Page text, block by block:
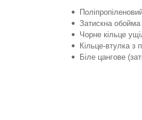
Затискна
Чорне кільце
Кільце-втулка з
Біле цангове